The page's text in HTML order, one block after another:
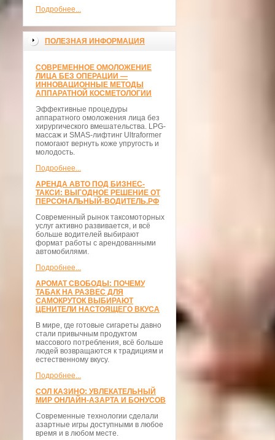
Подробнее...
ПОЛЕЗНАЯ ИНФОРМАЦИЯ
СОВРЕМЕННОЕ ОМОЛОЖЕНИЕ
ЛИЦА БЕЗ ОПЕРАЦИИ —
ИННОВАЦИОННЫЕ МЕТОДЫ
АППАРАТНОЙ КОСМЕТОЛОГИИ
Эффективные процедуры
аппаратного омоложения лица без
хирургического вмешательства. LPG-
массаж и SMAS-лифтинг Ultraformer
помогают вернуть коже упругость и
молодость.
Подробнее...
АРЕНДА АВТО ПОД БИЗНЕС-
ТАКСИ: ВЫГОДНОЕ РЕШЕНИЕ ОТ
ПЕРСОНАЛЬНЫЙ-ВОДИТЕЛЬ.РФ
Современный рынок таксомоторных
услуг активно развивается, и всё
больше водителей выбирают
формат работы с арендованными
автомобилями.
Подробнее...
АРОМАТ СВОБОДЫ: ПОЧЕМУ
ТАБАК НА РАЗВЕС ДЛЯ
САМОКРУТОК ВЫБИРАЮТ
ЦЕНИТЕЛИ НАСТОЯЩЕГО ВКУСА
В мире, где готовые сигареты давно
стали привычным продуктом
массового потребления, всё больше
людей возвращаются к традициям и
естественному вкусу.
Подробнее...
СОЛ КАЗИНО: УВЛЕКАТЕЛЬНЫЙ
МИР ОНЛАЙН-АЗАРТА И БОНУСОВ
Современные технологии сделали
азартные игры доступными в любое
время и в любом месте.